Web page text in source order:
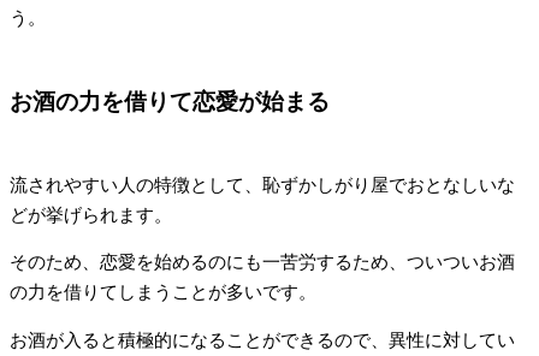
う。
お酒の力を借りて恋愛が始まる
流されやすい人の特徴として、恥ずかしがり屋でおとなしいな
どが挙げられます。
そのため、恋愛を始めるのにも一苦労するため、ついついお酒
の力を借りてしまうことが多いです。
お酒が入ると積極的になることができるので、異性に対してい